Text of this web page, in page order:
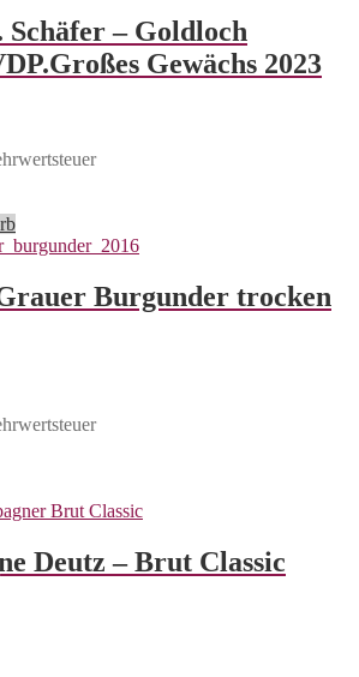
Schäfer – Goldloch
Gewächs 2023
Burgunder trocken
Deutz – Brut Classic